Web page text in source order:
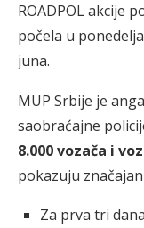
ROADPOL akcije
počela u
juna.
MUP Srbije je
saobraćajne
8.000 vozača i
pokazuju
Za prva tri